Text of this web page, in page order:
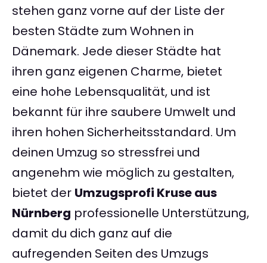
stehen ganz vorne auf der Liste der
besten Städte zum Wohnen in
Dänemark. Jede dieser Städte hat
ihren ganz eigenen Charme, bietet
eine hohe Lebensqualität, und ist
bekannt für ihre saubere Umwelt und
ihren hohen Sicherheitsstandard. Um
deinen Umzug so stressfrei und
angenehm wie möglich zu gestalten,
bietet der Umzugsprofi Kruse aus
Nürnberg professionelle Unterstützung,
damit du dich ganz auf die
aufregenden Seiten des Umzugs